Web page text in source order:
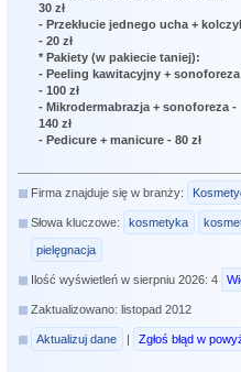
30 zł
- Przekłucie jednego ucha +
- 20 zł
* Pakiety (w pakiecie taniej):
- Peeling kawitacyjny + sonoforeza
- 100 zł
- Mikrodermabrazja + sonoforeza -
140 zł
- Pedicure + manicure - 80 zł
Firma znajduje się w branży:
Słowa kluczowe: kosmetyka
pielęgnacja
Ilość wyświetleń w sierpniu 2026: 4
Zaktualizowano: listopad 2012
Aktualizuj dane | Zgłoś błąd w